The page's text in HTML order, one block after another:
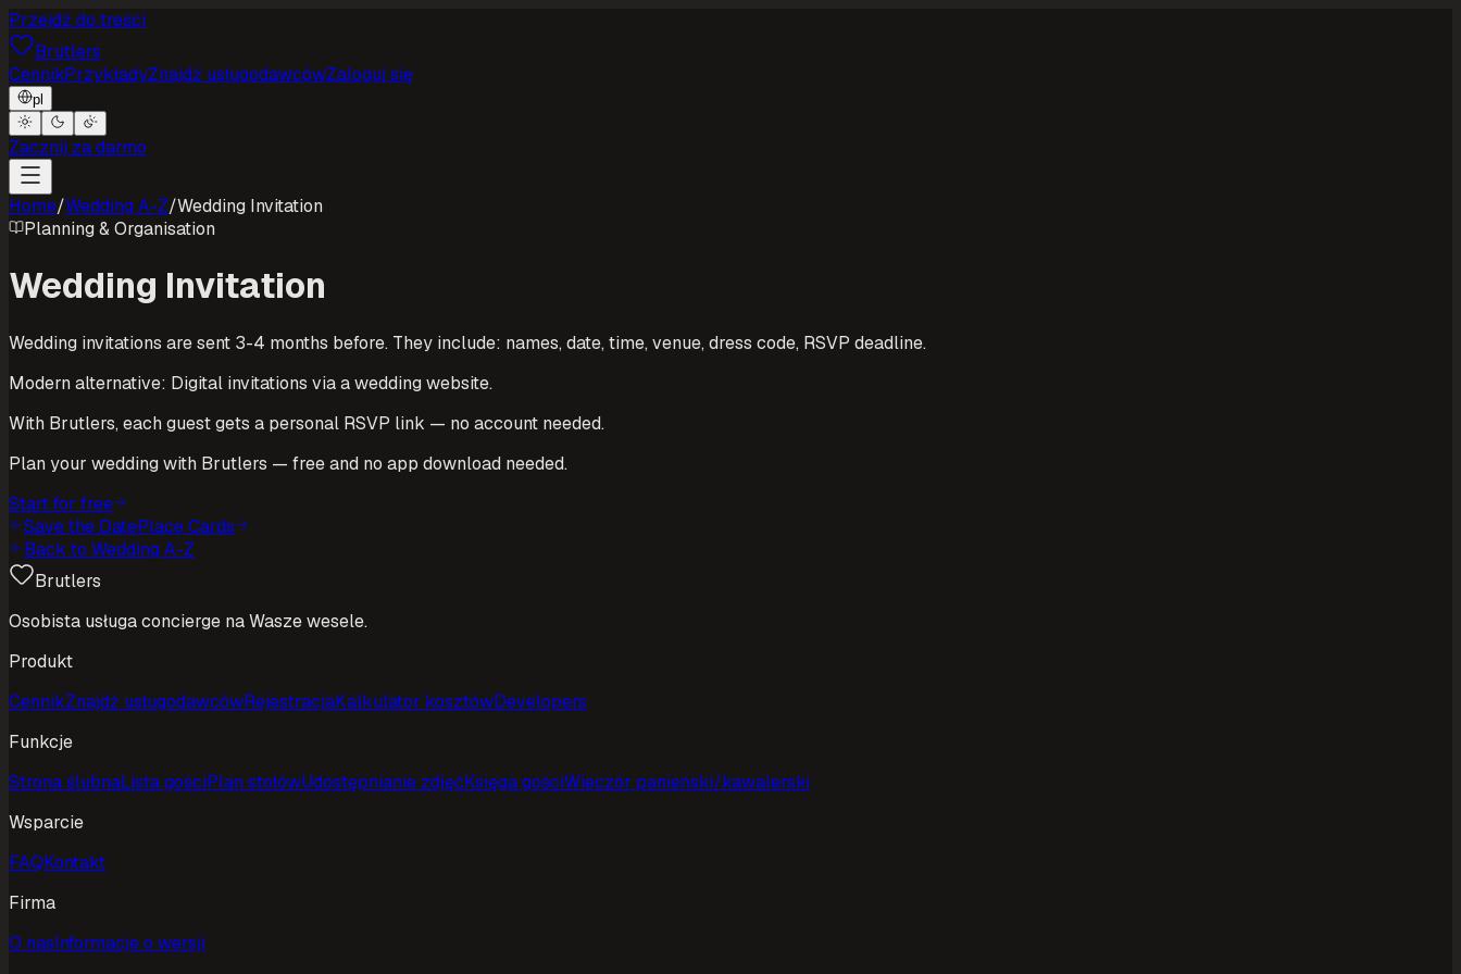
Przejdź do treści
Brutlers
CennikPrzykładyZnajdź usługodawcówZaloguj się
pl
Zacznij za darmo
Home/Wedding A-Z/Wedding Invitation
Planning & Organisation
Wedding Invitation
Wedding invitations are sent 3-4 months before. They include: names, date, time, venue, dress code, RSVP deadline.
Modern alternative: Digital invitations via a wedding website.
With Brutlers, each guest gets a personal RSVP link — no account needed.
Plan your wedding with Brutlers — free and no app download needed.
Start for free
Save the DatePlace Cards
Back to Wedding A-Z
Brutlers
Osobista usługa concierge na Wasze wesele.
Produkt
CennikZnajdź usługodawcówRejestracjaKalkulator kosztówDevelopers
Funkcje
Strona ślubnaLista gościPlan stołówUdostępnianie zdjęćKsięga gościWieczór panieński/kawalerski
Wsparcie
FAQKontakt
Firma
O nasInformacje o wersji